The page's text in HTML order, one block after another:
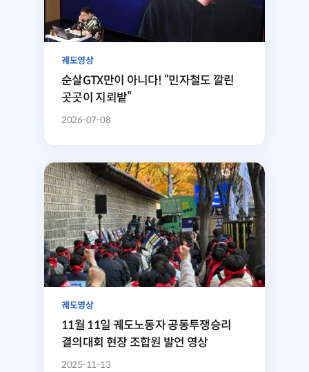
궤도영상
순살GTX만이 아니다! “민자철도 깔린
곳곳이 지뢰밭”
2026-07-08
궤도영상
11월 11일 궤도노동자 공동투쟁승리
결의대회 현장 조합원 발언 영상
2025-11-13